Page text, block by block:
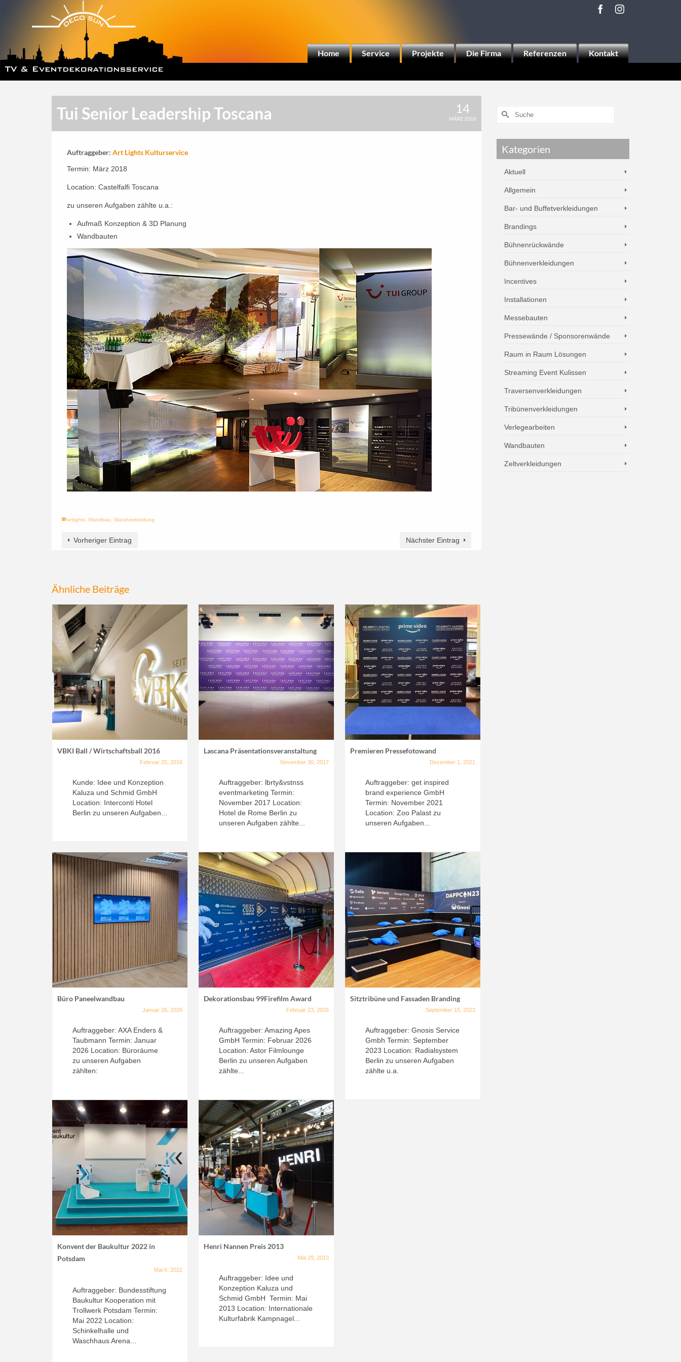
Home Service Projekte Die Firma Referenzen Kontakt
14
MÄRZ 2018
Tui Senior Leadership Toscana
Auftraggeber: Art Lights Kulturservice
Termin: März 2018
Location: Castelfalfi Toscana
zu unseren Aufgaben zählte u.a.:
Aufmaß Konzeption & 3D Planung
Wandbauten
artlights Wandbau Wandverkleidung
Vorheriger Eintrag Nächster Eintrag
Ähnliche Beiträge
VBKI Ball / Wirtschaftsball 2016
Februar 20, 2016
Kunde: Idee und Konzeption
Kaluza und Schmid GmbH
Location: Interconti Hotel
Berlin zu unseren Aufgaben...
Lascana Präsentationsveranstaltung
November 30, 2017
Auftraggeber: lbrty&vstnss
eventmarketing Termin:
November 2017 Location:
Hotel de Rome Berlin zu
unseren Aufgaben zählte...
Premieren Pressefotowand
Dezember 1, 2021
Auftraggeber: get inspired
brand experience GmbH
Termin: November 2021
Location: Zoo Palast zu
unseren Aufgaben...
Büro Paneelwandbau
Januar 26, 2026
Auftraggeber: AXA Enders &
Taubmann Termin: Januar
2026 Location: Büroräume
zu unseren Aufgaben
zählten:
Dekorationsbau 99Firefilm Award
Februar 23, 2026
Auftraggeber: Amazing Apes
GmbH Termin: Februar 2026
Location: Astor Filmlounge
Berlin zu unseren Aufgaben
zählte...
Sitztribüne und Fassaden Branding
September 15, 2023
Auftraggeber: Gnosis Service
Gmbh Termin: September
2023 Location: Radialsystem
Berlin zu unseren Aufgaben
zählte u.a.
Konvent der Baukultur 2022 in
Potsdam
Mai 6, 2022
Auftraggeber: Bundesstiftung
Baukultur Kooperation mit
Trollwerk Potsdam Termin:
Mai 2022 Location:
Schinkelhalle und
Waschhaus Arena...
Henri Nannen Preis 2013
Mai 29, 2013
Auftraggeber: Idee und
Konzeption Kaluza und
Schmid GmbH Termin: Mai
2013 Location: Internationale
Kulturfabrik Kampnagel...
Kategorien
Aktuell
Allgemein
Bar- und Buffetverkleidungen
Brandings
Bühnenrückwände
Bühnenverkleidungen
Incentives
Installationen
Messebauten
Pressewände / Sponsorenwände
Raum in Raum Lösungen
Streaming Event Kulissen
Traversenverkleidungen
Tribünenverkleidungen
Verlegearbeiten
Wandbauten
Zeltverkleidungen